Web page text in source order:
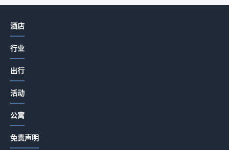
酒店
行业
出行
活动
公寓
免责声明